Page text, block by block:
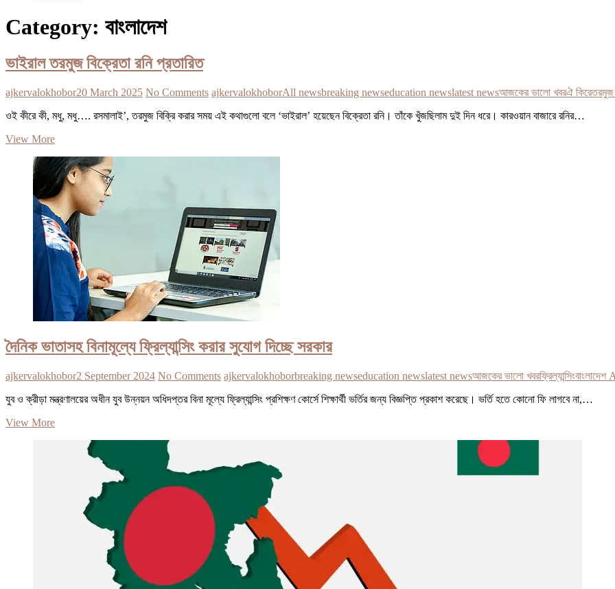
Category: বাংলাদেশ
ভাইরাল তরমুজ বিক্রেতা রনি প্রতারিত
ajkervalokhobor20 March 2025 No Comments ajkervalokhoborAll newsbreaking newseducation newslatest newsআজকের ভালো খবরঐ কিরেতরমুজ
ওই কীরে কী, মধু, মধু…. রসমালাই’, তরমুজ বিক্রি করার সময় এই কথাগুলো বলে ‘ভাইরাল’ হয়েছেন বিক্রেতা রনি। তাঁকে খুঁজছিলাম দুই দিন ধরে। কারওয়ান বাজারে রনির…
View Moreভাইরাল
বিক্রেতা
রনি
প্রতারিত
দৈনিক ভাতাসহ বিনামূল্যে ফ্রিল্যান্সিং করার সুযোগ দিচ্ছে সরকার
ajkervalokhobor2 September 2024 No Comments ajkervalokhoborbreaking newseducation newslatest newsআজকের ভালো খবরফ্রিল্যান্সিং
যুব ও ক্রীড়া মন্ত্রণালয়ের অধীন যুব উন্নয়ন অধিদপ্তর বিনা মূল্যে ফ্রিল্যান্সিং প্রশিক্ষণ কোর্সে শিক্ষার্থী ভর্তির জন্য বিজ্ঞপ্তি প্রকাশ করেছে। ভর্তি হতে কোনো ফি লাগবে না,…
View Moreদৈনিক
ফ্রিল্যান্সিং